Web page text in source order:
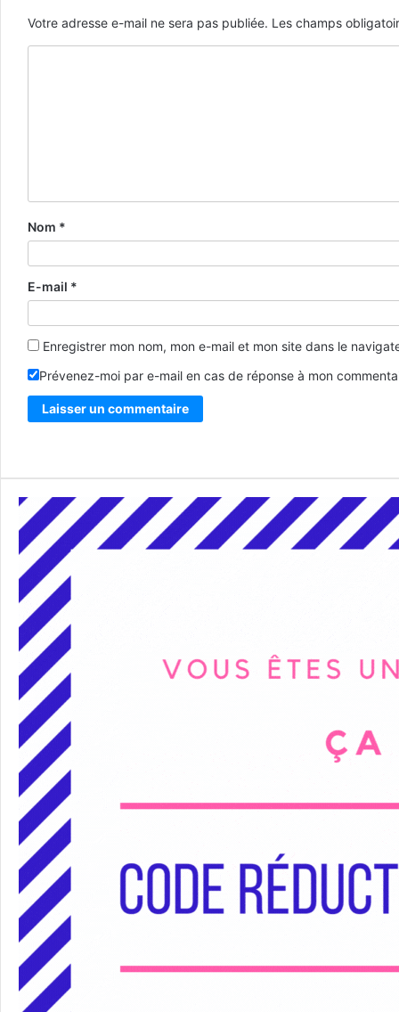
Votre adresse e-mail ne sera pas publiée. Les champs
Nom *
E-mail *
Enregistrer mon nom, mon e-mail et mon site dans le
Prévenez-moi par e-mail en cas de réponse à mon